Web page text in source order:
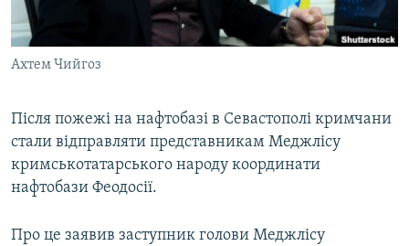
УКРАЇНСЬКА ПРОБЛЕМА КРИМУ
ДОЛУЧАЙСЯ!
Усі сайти RFE/RL
Ахтем Чийгоз
Після пожежі на нафтобазі в Севастополі кримчани
стали відправляти представникам Меджлісу
кримськотатарського народу координати
нафтобази Феодосії.
Про це заявив заступник голови Меджлісу